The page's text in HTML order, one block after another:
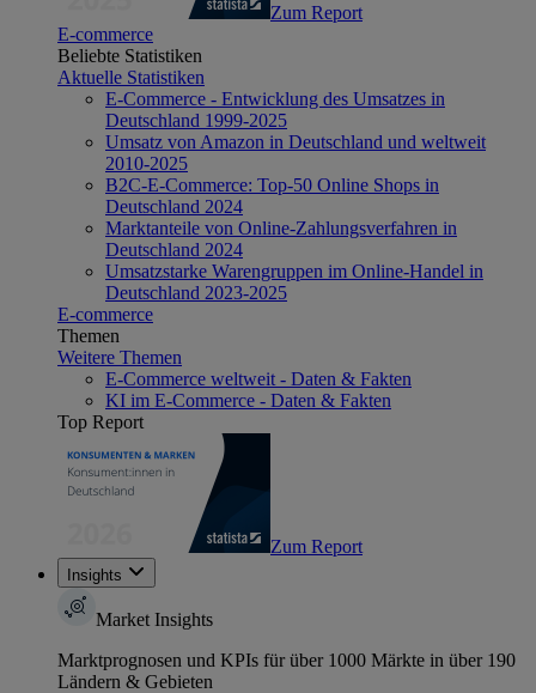
Zum Report
E-commerce
Beliebte Statistiken
Aktuelle Statistiken
E-Commerce - Entwicklung des Umsatzes in
Deutschland 1999-2025
Umsatz von Amazon in Deutschland und weltweit
2010-2025
B2C-E-Commerce: Top-50 Online Shops in
Deutschland 2024
Marktanteile von Online-Zahlungsverfahren in
Deutschland 2024
Umsatzstarke Warengruppen im Online-Handel in
Deutschland 2023-2025
E-commerce
Themen
Weitere Themen
E-Commerce weltweit - Daten & Fakten
KI im E-Commerce - Daten & Fakten
Top Report
Zum Report
Insights
Market Insights
Marktprognosen und KPIs für über 1000 Märkte in über 190
Ländern & Gebieten